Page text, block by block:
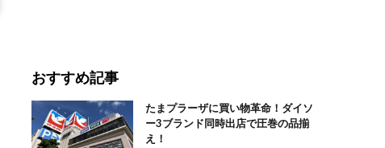
おすすめ記事
たまプラーザに買い物革命！ダイソ
ー3ブランド同時出店で圧巻の品揃
え！